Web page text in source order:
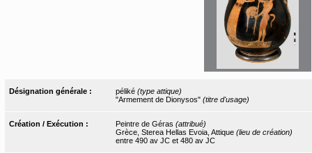
Désignation générale : péliké (type attique)
"Armement de Dionysos" (titre d'usage)
Création / Exécution : Peintre de Géras (attribué)
Grèce, Sterea Hellas Evoia, Attique (lieu de création)
entre 490 av JC et 480 av JC